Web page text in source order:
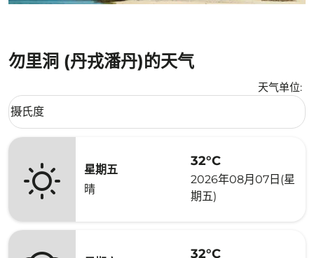
勿里洞 (丹戎潘丹)的天气
天气单位:
Weather unit option 摄氏度 Selected
摄氏度
keyboard_arrow_down
星期五
晴
32°C
2026年08月07日(星
期五)
32°C